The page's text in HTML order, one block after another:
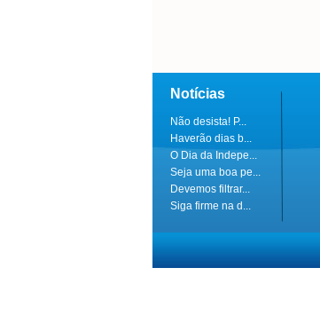
Notícias
Não desista! P...
Haverão dias b...
O Dia da Indepe...
Seja uma boa pe...
Devemos filtrar...
Siga firme na d...